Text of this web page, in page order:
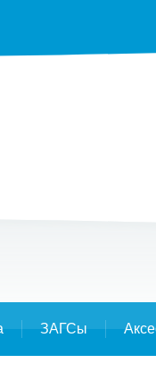
ЗАГСы